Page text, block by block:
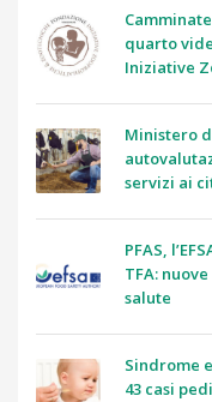
quarto
Iniziative
Ministero
servizi ai
PFAS,
TFA:
salute
Sindrome
43 casi